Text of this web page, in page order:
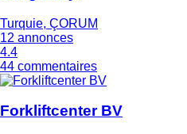
Turquie, ÇORUM
12 annonces
4.4
44 commentaires
Forkliftcenter BV